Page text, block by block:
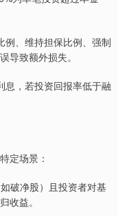
例、维持担保比例、强制
导致额外损失。
息，若投资回报率低于融
定场景：
破净股）且投资者对基
收益。